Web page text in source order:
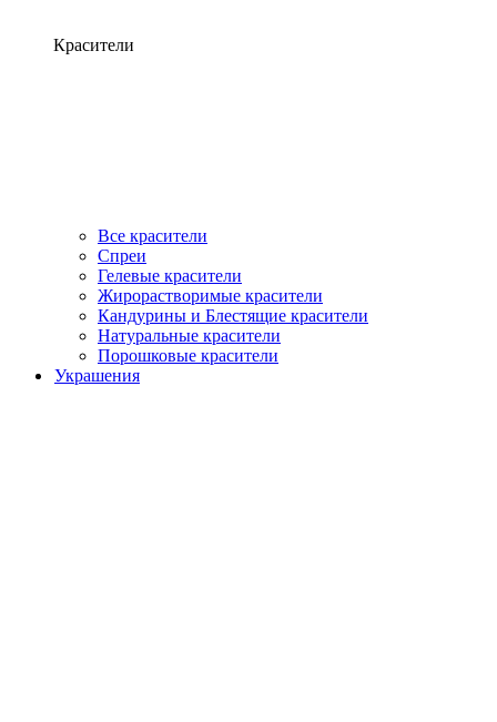
Красители
Все красители
Спреи
Гелевые красители
Жирорастворимые красители
Кандурины и Блестящие красители
Натуральные красители
Порошковые красители
Украшения